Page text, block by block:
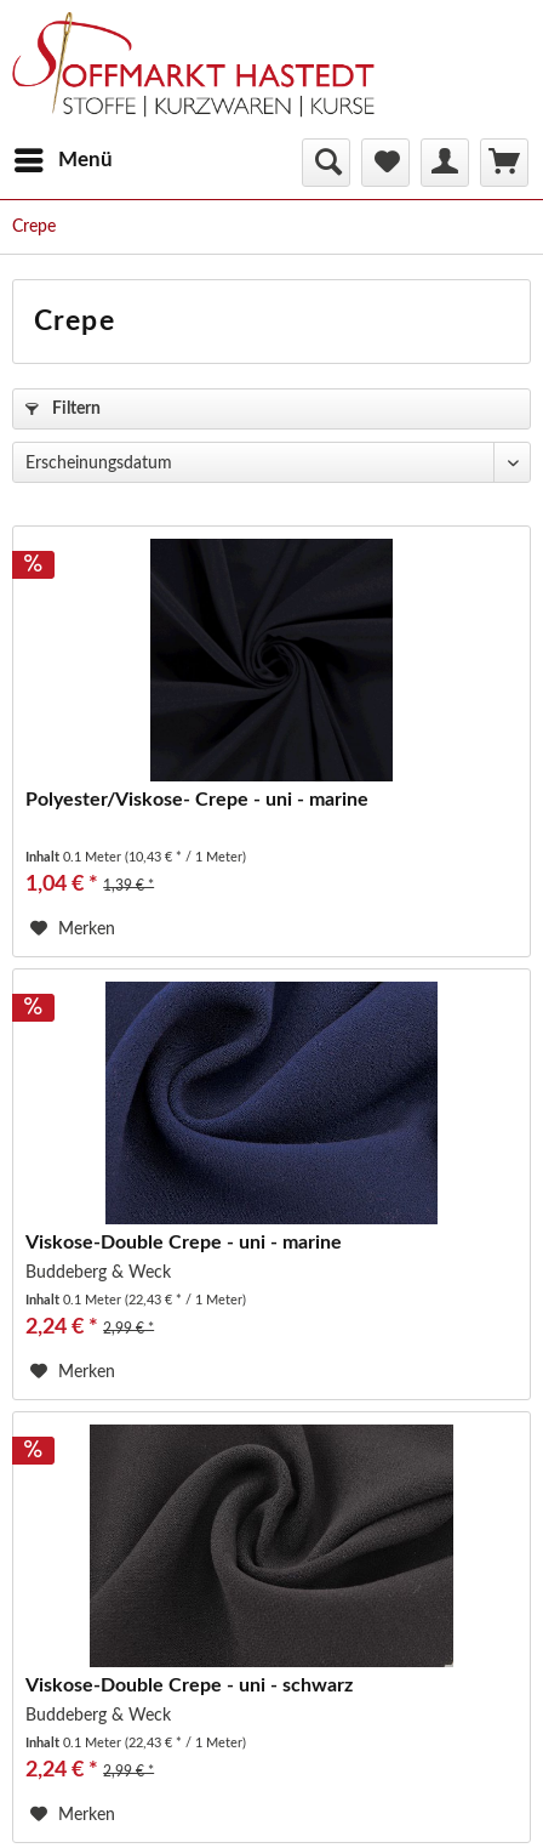
Menü
Crepe
Crepe
Filtern
Polyester/Viskose- Crepe - uni - marine
Inhalt0.1 Meter(10,43 € * / 1 Meter)
1,04 € * 1,39 € *
Merken
Viskose-Double Crepe - uni - marine
Buddeberg & Weck
Inhalt0.1 Meter(22,43 € * / 1 Meter)
2,24 € * 2,99 € *
Merken
Viskose-Double Crepe - uni - schwarz
Buddeberg & Weck
Inhalt0.1 Meter(22,43 € * / 1 Meter)
2,24 € * 2,99 € *
Merken